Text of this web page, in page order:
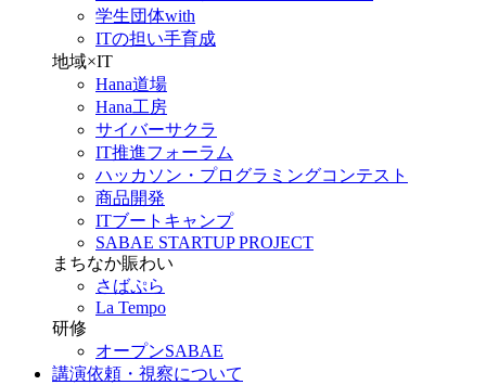
学生団体with
ITの担い手育成
地域×IT
Hana道場
Hana工房
サイバーサクラ
IT推進フォーラム
ハッカソン・プログラミングコンテスト
商品開発
ITブートキャンプ
SABAE STARTUP PROJECT
まちなか賑わい
さばぷら
La Tempo
研修
オープンSABAE
講演依頼・視察について